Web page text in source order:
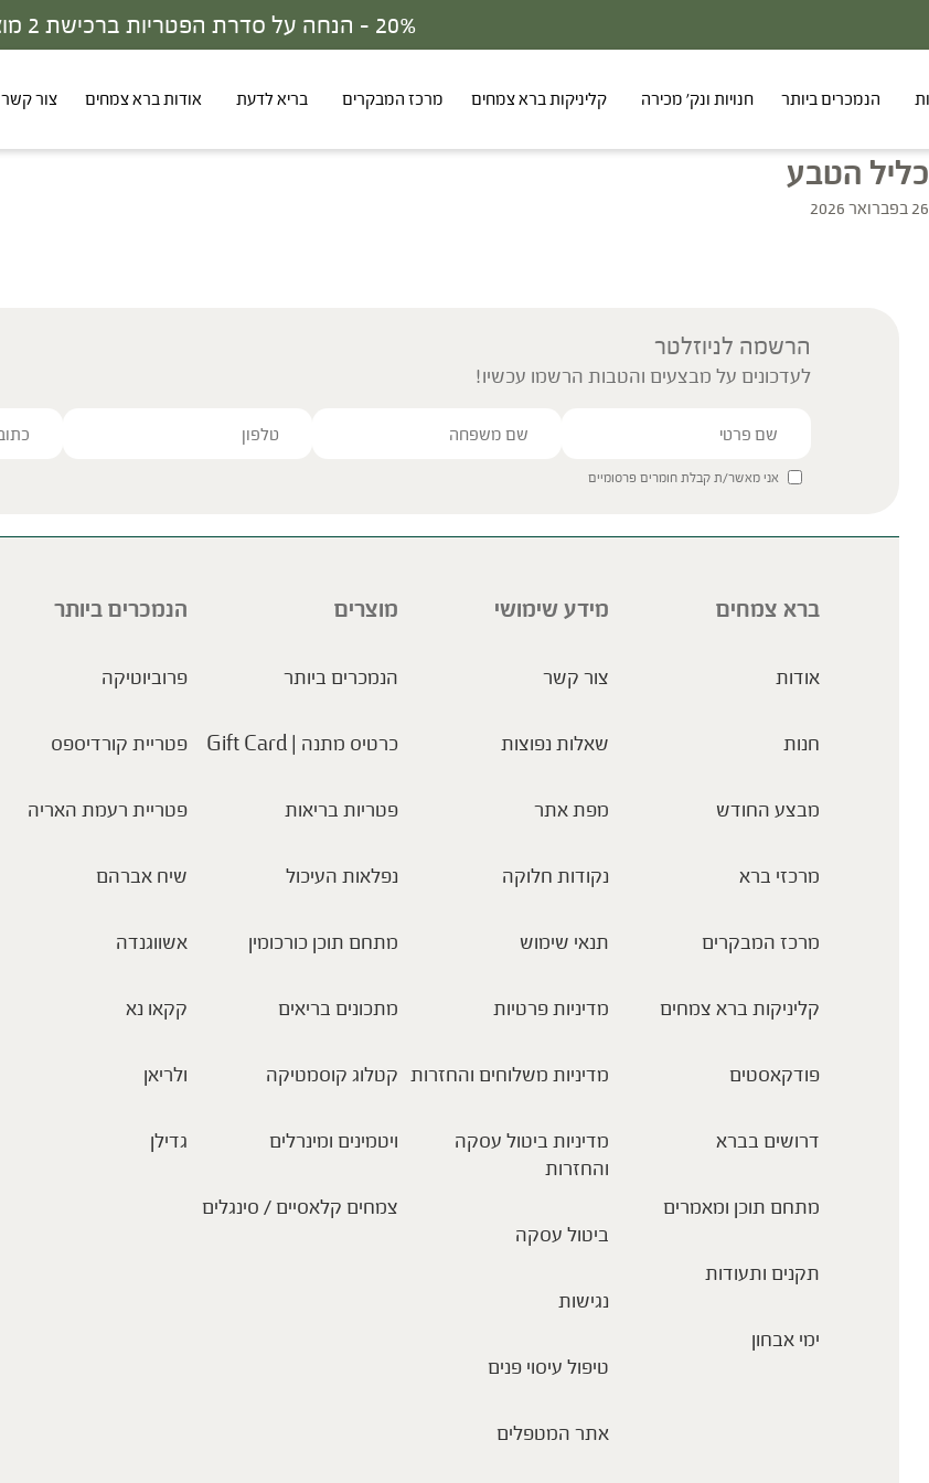
20% - הנחה על סדרת הפטריות ברכישת 2 מוצרים
הנמכרים ביותר חנויות ונק' מכירה קליניקות ברא צמחים מרכז המבקרים בריא לדעת אודות ברא צמחים צור קשר
כליל הטבע
26 בפברואר 2026
הרשמה לניוזלטר
לעדכונים על מבצעים והטבות הרשמו עכשיו!
אני מאשר/ת קבלת חומרים פרסומיים
ברא צמחים
אודות
חנות
מבצע החודש
מרכזי ברא
מרכז המבקרים
קליניקות ברא צמחים
פודקאסטים
דרושים בברא
מתחם תוכן ומאמרים
תקנים ותעודות
ימי אבחון
מידע שימושי
צור קשר
שאלות נפוצות
מפת אתר
נקודות חלוקה
תנאי שימוש
מדיניות פרטיות
מדיניות משלוחים והחזרות
מדיניות ביטול עסקה
והחזרות
ביטול עסקה
נגישות
טיפול עיסוי פנים
אתר המטפלים
מוצרים
הנמכרים ביותר
כרטיס מתנה | Gift Card
פטריות בריאות
נפלאות העיכול
מתחם תוכן כורכומין
מתכונים בריאים
קטלוג קוסמטיקה
ויטמינים ומינרלים
צמחים קלאסיים / סינגלים
הנמכרים ביותר
פרוביוטיקה
פטריית קורדיספס
פטריית רעמת האריה
שיח אברהם
אשווגנדה
קקאו נא
ולריאן
גדילן